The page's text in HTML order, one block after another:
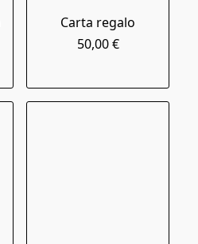
Carta regalo
50,00 €